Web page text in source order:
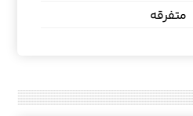
متفرقه